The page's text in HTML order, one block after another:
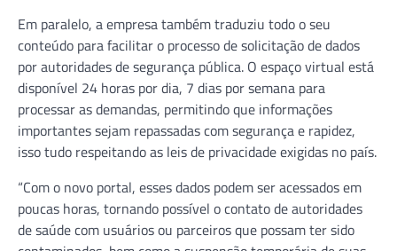
Em paralelo, a empresa também traduziu todo o seu
conteúdo para facilitar o processo de solicitação de dados
por autoridades de segurança pública. O espaço virtual está
disponível 24 horas por dia, 7 dias por semana para
processar as demandas, permitindo que informações
importantes sejam repassadas com segurança e rapidez,
isso tudo respeitando as leis de privacidade exigidas no país.
“Com o novo portal, esses dados podem ser acessados em
poucas horas, tornando possível o contato de autoridades
de saúde com usuários ou parceiros que possam ter sido